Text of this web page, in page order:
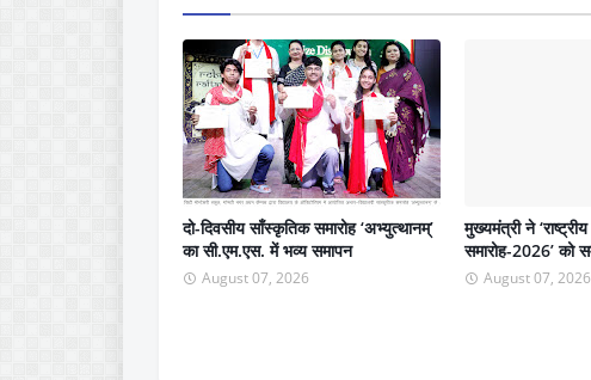
दो-दिवसीय साँस्कृतिक समारोह ‘अभ्युत्थानम्’
का सी.एम.एस. में भव्य समापन
August 07, 2026
मुख्यमंत्री ने
समारोह-2026’ को
August 07, 2026